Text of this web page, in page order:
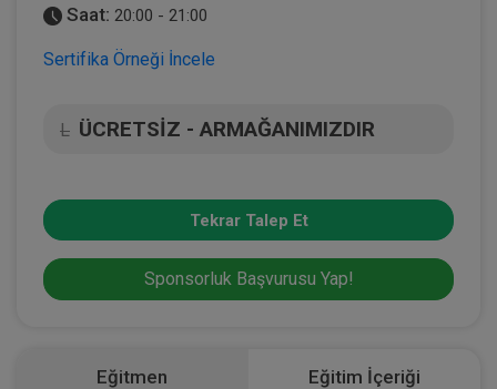
Saat: 20:00 - 21:00
Sertifika Örneği İncele
L ÜCRETSİZ - ARMAĞANIMIZDIR
Tekrar Talep Et
Sponsorluk Başvurusu Yap!
Eğitmen Eğitim İçeriği